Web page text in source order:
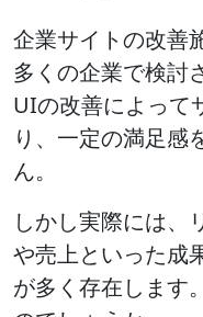
企業サイトの改善
多くの企業で検討
UIの改善によって
り、一定の満足感
ん。
しかし実際には、
や売上といった成
が多く存在します